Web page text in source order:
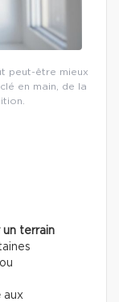
peut-être mieux
en main, de la
terrain
aux